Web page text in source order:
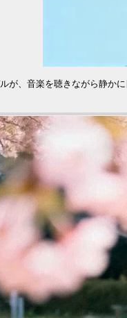
が、音楽を聴きながら静か